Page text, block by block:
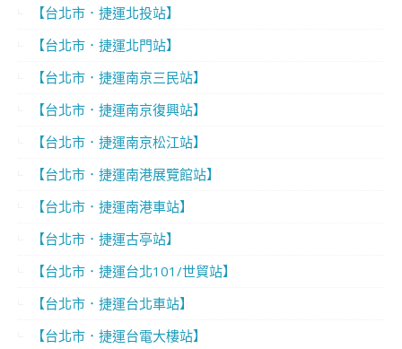
【台北市．捷運北投站】
【台北市．捷運北門站】
【台北市．捷運南京三民站】
【台北市．捷運南京復興站】
【台北市．捷運南京松江站】
【台北市．捷運南港展覽館站】
【台北市．捷運南港車站】
【台北市．捷運古亭站】
【台北市．捷運台北101/世貿站】
【台北市．捷運台北車站】
【台北市．捷運台電大樓站】